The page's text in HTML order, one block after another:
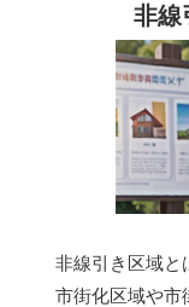
非線
非線引き区域と
市街化区域や市